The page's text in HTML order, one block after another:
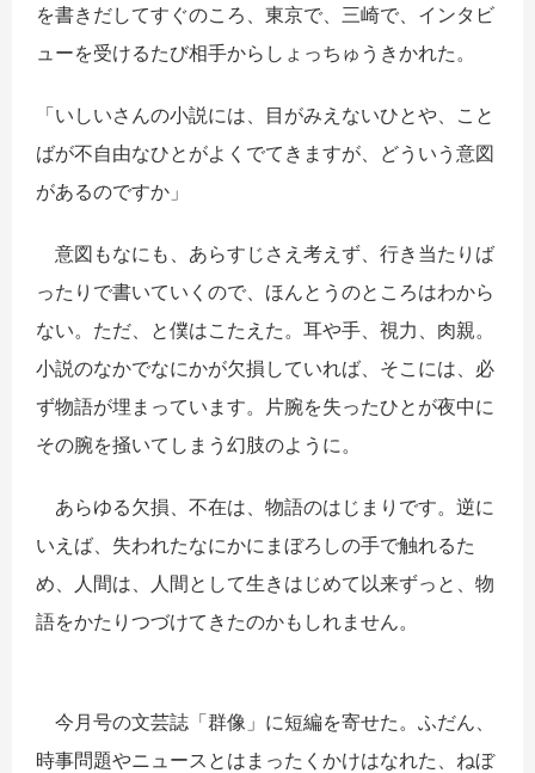
を書きだしてすぐのころ、東京で、三崎で、インタビ
ューを受けるたび相手からしょっちゅうきかれた。
「いしいさんの小説には、目がみえないひとや、こと
ばが不自由なひとがよくでてきますが、どういう意図
があるのですか」
意図もなにも、あらすじさえ考えず、行き当たりば
ったりで書いていくので、ほんとうのところはわから
ない。ただ、と僕はこたえた。耳や手、視力、肉親。
小説のなかでなにかが欠損していれば、そこには、必
ず物語が埋まっています。片腕を失ったひとが夜中に
その腕を掻いてしまう幻肢のように。
あらゆる欠損、不在は、物語のはじまりです。逆に
いえば、失われたなにかにまぼろしの手で触れるた
め、人間は、人間として生きはじめて以来ずっと、物
語をかたりつづけてきたのかもしれません。
今月号の文芸誌「群像」に短編を寄せた。ふだん、
時事問題やニュースとはまったくかけはなれた、ねぼ